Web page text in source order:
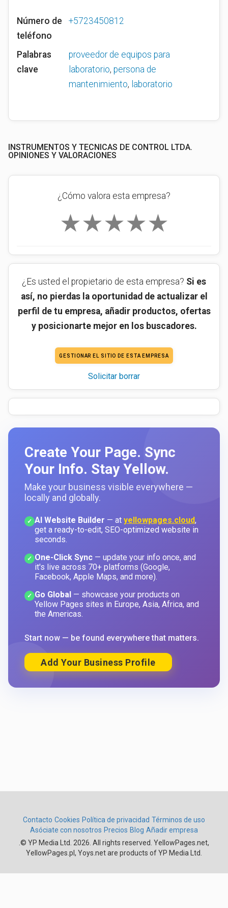
Número de
teléfono
+5723450812
Palabras
clave
proveedor de equipos para
laboratorio, persona de
mantenimiento, laboratorio
INSTRUMENTOS Y TECNICAS DE CONTROL LTDA.
OPINIONES Y VALORACIONES
¿Cómo valora esta empresa?
★
★
★
★
★
¿Es usted el propietario de esta empresa? Si es
así, no pierdas la oportunidad de actualizar el
perfil de tu empresa, añadir productos, ofertas
y posicionarte mejor en los buscadores.
GESTIONAR EL SITIO DE ESTA EMPRESA
Solicitar borrar
Create Your Page. Sync
Your Info. Stay Yellow.
Make your business visible everywhere —
locally and globally.
✓ AI Website Builder — at yellowpages.cloud,
get a ready-to-edit, SEO-optimized website in
seconds.
✓ One-Click Sync — update your info once, and
it's live across 70+ platforms (Google,
Facebook, Apple Maps, and more).
✓ Go Global — showcase your products on
Yellow Pages sites in Europe, Asia, Africa, and
the Americas.
Start now — be found everywhere that matters.
Add Your Business Profile
Contacto Cookies Política de privacidad Términos de uso
Asóciate con nosotros Precios Blog Añadir empresa
© YP Media Ltd. 2026. All rights reserved. YellowPages.net,
YellowPages.pl, Yoys.net are products of YP Media Ltd.